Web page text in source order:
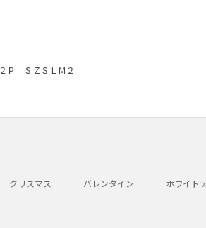
Ｐ ＳＺＳＬＭ２
クリスマス バレンタイン ホワイト